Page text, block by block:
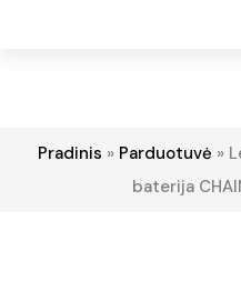
Pradinis » Parduotuvė »
baterija